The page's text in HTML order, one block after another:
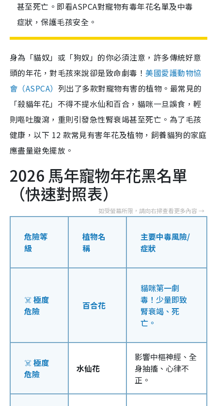
甚至死亡。即看ASPCA對寵物有毒年花名單及中毒
症狀，保護毛孩安全。
身為「貓奴」或「狗奴」的你必須注意，許多傳統好意
頭的年花，對毛孩來說卻是致命劇毒！ 美國愛護動物協
會（ASPCA） 列出了多款對寵物有害的植物。最常見的
「殺貓年花」不得不提水仙和百合，貓咪一旦誤食，輕
則嘔吐腹瀉，重則引發急性腎衰竭甚至死亡。為了毛孩
健康，以下 12 款常見有害年花及植物，飼養貓狗的家庭
應盡量避免擺放。
2026 馬年寵物年花黑名單
（快速對照表）
危險等
級
植物名
稱
主要中毒風險/
症狀
☠️極度
危險
百合花
貓咪第一劇
毒！少量即致
腎衰竭、死
亡。
☠️極度
危險
水仙花
影響中樞神經、全
身抽搐、心律不
正。